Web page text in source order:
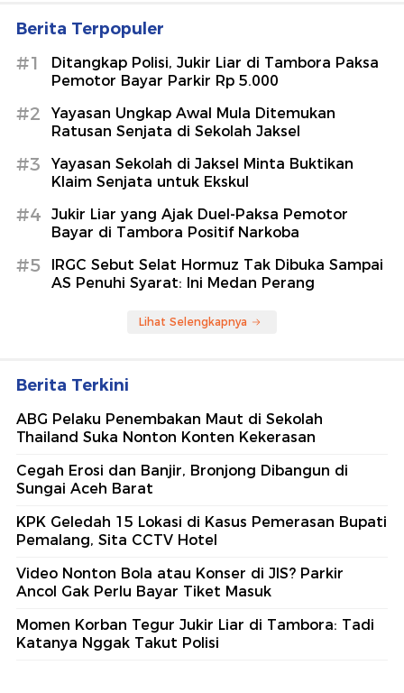
Berita Terpopuler
#1
Ditangkap Polisi, Jukir Liar di Tambora Paksa
Pemotor Bayar Parkir Rp 5.000
#2
Yayasan Ungkap Awal Mula Ditemukan
Ratusan Senjata di Sekolah Jaksel
#3
Yayasan Sekolah di Jaksel Minta Buktikan
Klaim Senjata untuk Ekskul
#4
Jukir Liar yang Ajak Duel-Paksa Pemotor
Bayar di Tambora Positif Narkoba
#5
IRGC Sebut Selat Hormuz Tak Dibuka Sampai
AS Penuhi Syarat: Ini Medan Perang
Lihat Selengkapnya
Berita Terkini
ABG Pelaku Penembakan Maut di Sekolah
Thailand Suka Nonton Konten Kekerasan
Cegah Erosi dan Banjir, Bronjong Dibangun di
Sungai Aceh Barat
KPK Geledah 15 Lokasi di Kasus Pemerasan Bupati
Pemalang, Sita CCTV Hotel
Video Nonton Bola atau Konser di JIS? Parkir
Ancol Gak Perlu Bayar Tiket Masuk
Momen Korban Tegur Jukir Liar di Tambora: Tadi
Katanya Nggak Takut Polisi